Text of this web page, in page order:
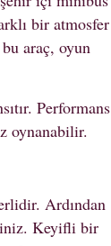
bir atmosfer
araç, oyun
Performans
oynanabilir.
Ardından
Keyifli bir